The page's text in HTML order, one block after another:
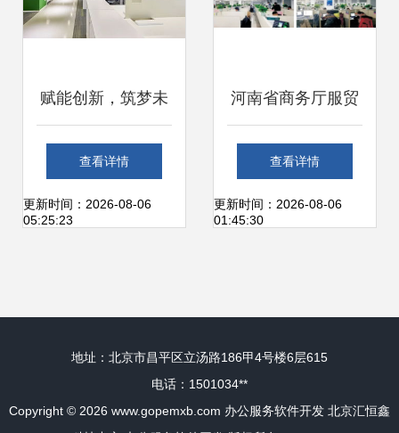
赋能创新，筑梦未
来 成都7500平软
件公司办公室装
查看详情
更新时间：2026-08-06
05:25:23
河南省商务厅服贸
处领导莅临云和数
据指导工作，共话
查看详情
更新时间：2026-08-06
01:45:30
地址：北京市昌平区立汤路186甲4号楼6层615
电话：1501034**
Copyright © 2026 www.gopemxb.com 办公服务软件开发 北京汇恒鑫